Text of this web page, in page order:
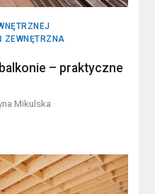
ZEWNĘTRZNA
– praktyczne
Mikulska